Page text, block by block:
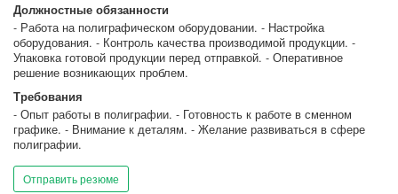
Должностные обязанности
- Работа на полиграфическом оборудовании. - Настройка
оборудования. - Контроль качества производимой продукции. -
Упаковка готовой продукции перед отправкой. - Оперативное
решение возникающих проблем.
Требования
- Опыт работы в полиграфии. - Готовность к работе в сменном
графике. - Внимание к деталям. - Желание развиваться в сфере
полиграфии.
Отправить резюме